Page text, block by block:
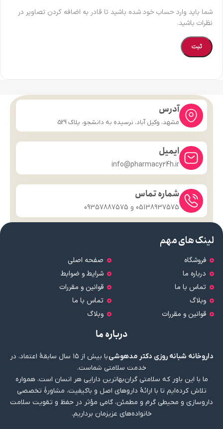
شما باید وارد حساب خود شده باشید تا قادر به اضافه کردن تصاویر در
نظرات باشید.
آدرس
مشهد، وکیل آباد، نرسیده به دانشجو، پلاک 529
ایمیل
info@pharmacy24h.ir
شماره تماس
05138937575 و 09357887575
لینک های مهم
فروشگاه
درباره ما
تماس با ما
وبلاگ
قوانین و مقررات
صفحه اصلی
شرایط و ضوابط
قوانین و مقررات
تماس با ما
وبلاگ
درباره ما
داروخانه شبانه روزی دکتر مدهوشی
با بیش از ۱۵ سال سابقهٔ اعتماد، در
خدمت سلامتی شماست.
ما با این باور که سلامتی گران‌بهاترین دارایی هر انسان است، همواره
تلاش کرده‌ایم تا با ارائهٔ داروهای اصل و باکیفیت، مشاورهٔ تخصصی
داروسازی و محیطی گرم و مطمئن، گامی مؤثر در حفظ و تقویت سلامت
خانواده‌های عزیزمان برداریم.